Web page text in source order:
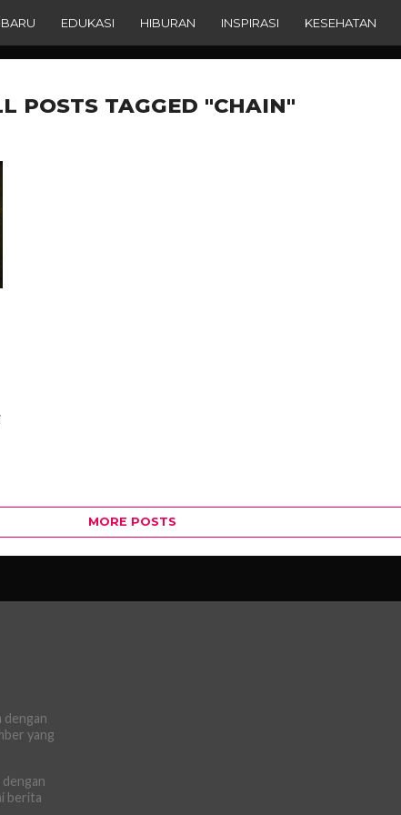
EDUKASI HIBURAN INSPIRASI KESEHATAN
POSTS TAGGED "CHAIN"
MORE POSTS
dengan
yang
berita